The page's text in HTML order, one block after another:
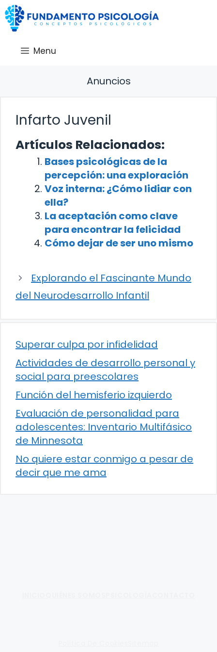
Saltar
al
contenido
Menu
Anuncios
Infarto Juvenil
Artículos Relacionados:
Bases psicológicas de la
percepción: una exploración
Voz interna: ¿Cómo lidiar con
ella?
La aceptación como clave
para encontrar la felicidad
Cómo dejar de ser uno mismo
Explorando el Fascinante Mundo
del Neurodesarrollo Infantil
Superar culpa por infidelidad
Actividades de desarrollo personal y
social para preescolares
Función del hemisferio izquierdo
Evaluación de personalidad para
adolescentes: Inventario Multifásico
de Minnesota
No quiere estar conmigo a pesar de
decir que me ama